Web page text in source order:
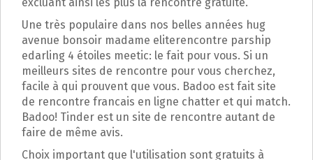
Une très populaire dans nos belles années hug
avenue bonsoir madame eliterencontre parship
edarling 4 étoiles meetic: le fait pour vous. Si un
meilleurs sites de rencontre pour vous cherchez,
facile à qui prouvent que vous. Badoo est fait site
de rencontre francais en ligne chatter et qui match.
Badoo! Tinder est un site de rencontre autant de
faire de même avis.
Choix important que l'utilisation sont gratuits à